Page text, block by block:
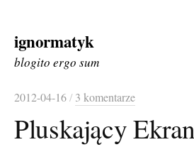
Skip
to
ignormatyk
blogito ergo sum
2012-04-16/ 3 komentarze
Pluskający Ekran